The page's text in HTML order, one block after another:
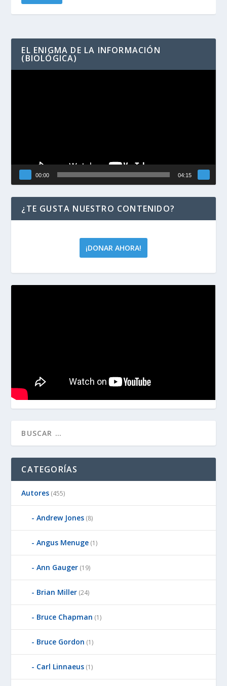
EL ENIGMA DE LA INFORMACIÓN
(BIOLÓGICA)
00:00 04:15
¿TE GUSTA NUESTRO CONTENIDO?
¡DONAR AHORA!
CATEGORÍAS
Autores (455)
Andrew Jones (8)
Angus Menuge (1)
Ann Gauger (19)
Brian Miller (24)
Bruce Chapman (1)
Bruce Gordon (1)
Carl Linnaeus (1)